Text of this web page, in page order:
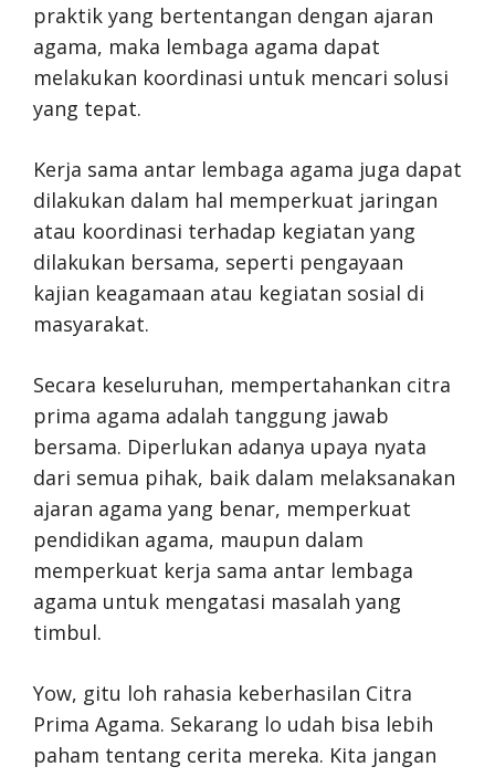
praktik yang bertentangan dengan ajaran
agama, maka lembaga agama dapat
melakukan koordinasi untuk mencari solusi
yang tepat.
Kerja sama antar lembaga agama juga dapat
dilakukan dalam hal memperkuat jaringan
atau koordinasi terhadap kegiatan yang
dilakukan bersama, seperti pengayaan
kajian keagamaan atau kegiatan sosial di
masyarakat.
Secara keseluruhan, mempertahankan citra
prima agama adalah tanggung jawab
bersama. Diperlukan adanya upaya nyata
dari semua pihak, baik dalam melaksanakan
ajaran agama yang benar, memperkuat
pendidikan agama, maupun dalam
memperkuat kerja sama antar lembaga
agama untuk mengatasi masalah yang
timbul.
Yow, gitu loh rahasia keberhasilan Citra
Prima Agama. Sekarang lo udah bisa lebih
paham tentang cerita mereka. Kita jangan